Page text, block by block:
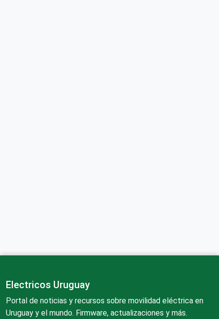
Electricos Uruguay
Portal de noticias y recursos sobre movilidad eléctrica en
Uruguay y el mundo. Firmware, actualizaciones y más.